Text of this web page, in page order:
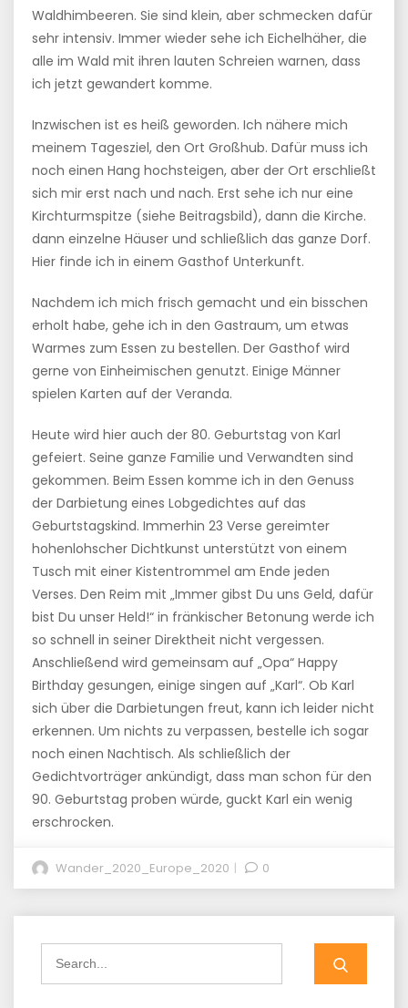
Waldhimbeeren. Sie sind klein, aber schmecken dafür
sehr intensiv. Immer wieder sehe ich Eichelhäher, die
alle im Wald mit ihren lauten Schreien warnen, dass
ich jetzt gewandert komme.
Inzwischen ist es heiß geworden. Ich nähere mich
meinem Tagesziel, den Ort Großhub. Dafür muss ich
noch einen Hang hochsteigen, aber der Ort erschließt
sich mir erst nach und nach. Erst sehe ich nur eine
Kirchturmspitze (siehe Beitragsbild), dann die Kirche.
dann einzelne Häuser und schließlich das ganze Dorf.
Hier finde ich in einem Gasthof Unterkunft.
Nachdem ich mich frisch gemacht und ein bisschen
erholt habe, gehe ich in den Gastraum, um etwas
Warmes zum Essen zu bestellen. Der Gasthof wird
gerne von Einheimischen genutzt. Einige Männer
spielen Karten auf der Veranda.
Heute wird hier auch der 80. Geburtstag von Karl
gefeiert. Seine ganze Familie und Verwandten sind
gekommen. Beim Essen komme ich in den Genuss
der Darbietung eines Lobgedichtes auf das
Geburtstagskind. Immerhin 23 Verse gereimter
hohenlohscher Dichtkunst unterstützt von einem
Tusch mit einer Kistentrommel am Ende jeden
Verses. Den Reim mit „Immer gibst Du uns Geld, dafür
bist Du unser Held!“ in fränkischer Betonung werde ich
so schnell in seiner Direktheit nicht vergessen.
Anschließend wird gemeinsam auf „Opa“ Happy
Birthday gesungen, einige singen auf „Karl“. Ob Karl
sich über die Darbietungen freut, kann ich leider nicht
erkennen. Um nichts zu verpassen, bestelle ich sogar
noch einen Nachtisch. Als schließlich der
Gedichtvorträger ankündigt, dass man schon für den
90. Geburtstag proben würde, guckt Karl ein wenig
erschrocken.
Wander_2020_Europe_2020 0